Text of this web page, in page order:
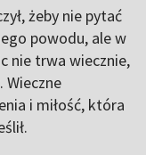
żeby nie pytać
powodu, ale w
nie trwa wiecznie,
Wieczne
i miłość, która